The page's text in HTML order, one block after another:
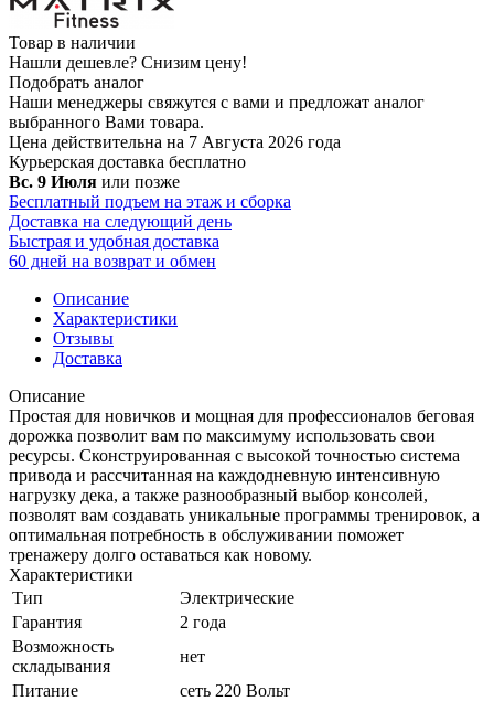
Товар в наличии
Нашли дешевле? Снизим цену!
Подобрать аналог
Наши менеджеры свяжутся с вами и предложат аналог
выбранного Вами товара.
Цена действительна на 7 Августа 2026 года
Курьерская доставка бесплатно
Вс. 9 Июля или позже
Бесплатный подъем на этаж и сборка
Доставка на следующий день
Быстрая и удобная доставка
60 дней на возврат и обмен
Описание
Характеристики
Отзывы
Доставка
Описание
Простая для новичков и мощная для профессионалов беговая
дорожка позволит вам по максимуму использовать свои
ресурсы. Сконструированная с высокой точностью система
привода и рассчитанная на каждодневную интенсивную
нагрузку дека, а также разнообразный выбор консолей,
позволят вам создавать уникальные программы тренировок, а
оптимальная потребность в обслуживании поможет
тренажеру долго оставаться как новому.
Характеристики
Тип
Электрические
Гарантия
2 года
Возможность
складывания
нет
Питание
сеть 220 Вольт